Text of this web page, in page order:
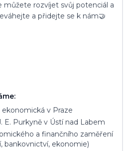
můžete rozvíjet svůj potenciál a
a přidejte se k nám🤝
ekonomická v Praze
E. Purkyně v Ústí nad Labem
a finančního zaměření
bankovnictví, ekonomie)